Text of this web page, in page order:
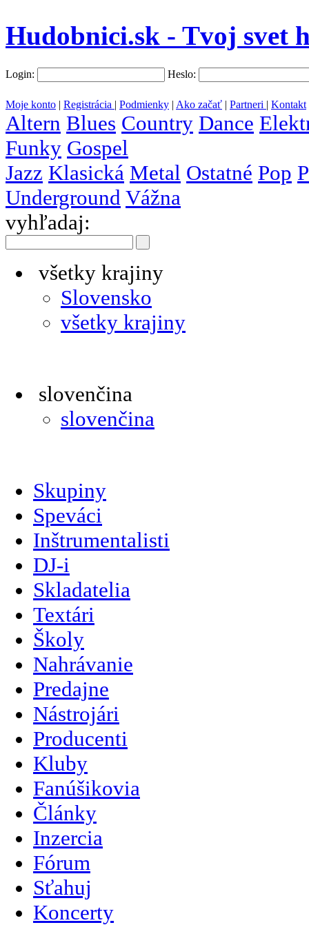
Hudobnici.sk - Tvoj svet
Login: Heslo:
Moje konto | Registrácia | Podmienky | Ako začať | Partneri | Kontakt
Altern Blues Country Dance
Funky Gospel
Jazz Klasická Metal Ostatné Pop
Underground Vážna
vyhľadaj:
všetky krajiny
Slovensko
všetky krajiny
slovenčina
slovenčina
Skupiny
Speváci
Inštrumentalisti
DJ-i
Skladatelia
Textári
Školy
Nahrávanie
Predajne
Nástrojári
Producenti
Kluby
Fanúšikovia
Články
Inzercia
Fórum
Sťahuj
Koncerty